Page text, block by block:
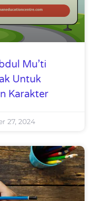
Mu’ti
Untuk
Karakter
27, 2024